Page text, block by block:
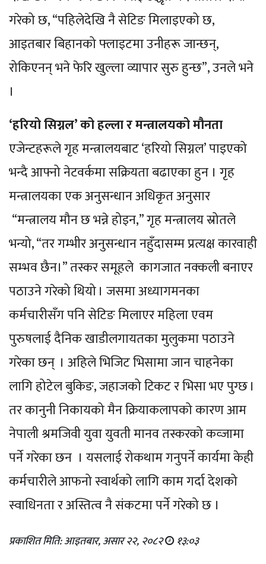
गरेको छ, “पहिलेदेखि नै सेटिङ मिलाइएको छ,
आइतबार बिहानको फ्लाइटमा उनीहरू जान्छन्,
रोकिएनन् भने फेरि खुल्ला व्यापार सुरु हुन्छ”, उनले भने
।
‘हरियो सिग्नल’ को हल्ला र मन्त्रालयको मौनता
एजेन्टहरूले गृह मन्त्रालयबाट ‘हरियो सिग्नल’ पाइएको
भन्दै आफ्नो नेटवर्कमा सक्रियता बढाएका हुन । गृह
मन्त्रालयका एक अनुसन्धान अधिकृत अनुसार
“मन्त्रालय मौन छ भन्ने होइन,” गृह मन्त्रालय स्रोतले
भन्यो, “तर गम्भीर अनुसन्धान नहुँदासम्म प्रत्यक्ष कारवाही
सम्भव छैन।” तस्कर समूहले कागजात नक्कली बनाएर
पठाउने गरेको थियो । जसमा अध्यागमनका
कर्मचारीसँग पनि सेटिङ मिलाएर महिला एवम
पुरुषलाई दैनिक खाडीलगायतका मुलुकमा पठाउने
गरेका छन् । अहिले भिजिट भिसामा जान चाहनेका
लागि होटेल बुकिङ, जहाजको टिकट र भिसा भए पुग्छ ।
तर कानुनी निकायको मैन क्रियाकलापको कारण आम
नेपाली श्रमजिवी युवा युवती मानव तस्करको कव्जामा
पर्ने गरेका छन । यसलाई रोकथाम गनुपर्ने कार्यमा केही
कर्मचारीले आफनो स्वार्थको लागि काम गर्दा देशको
स्वाधिनता र अस्तित्व नै संकटमा पर्ने गरेको छ ।
प्रकाशित मिति: आइतबार, असार २२, २०८२ १३:०३